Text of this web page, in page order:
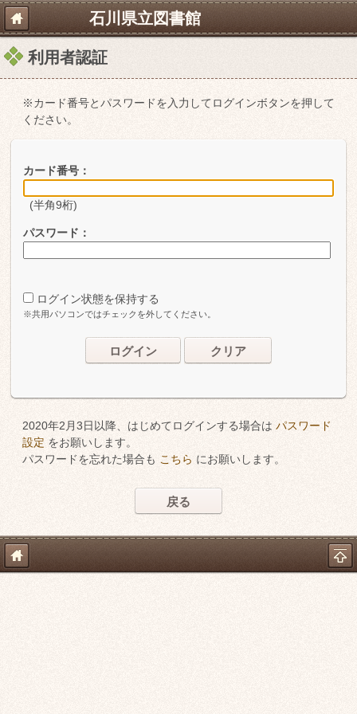
石川県立図書館
利用者認証
※カード番号とパスワードを入力してログインボタンを押して
ください。
カード番号：
(半角9桁)
パスワード：
ログイン状態を保持する
※共用パソコンではチェックを外してください。
ログイン クリア
2020年2月3日以降、はじめてログインする場合は パスワード
設定 をお願いします。
パスワードを忘れた場合も こちら にお願いします。
戻る